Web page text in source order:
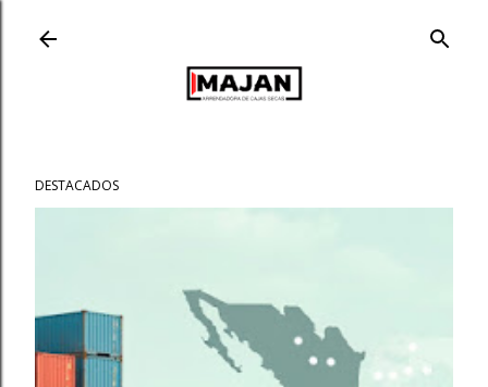
DESTACADOS